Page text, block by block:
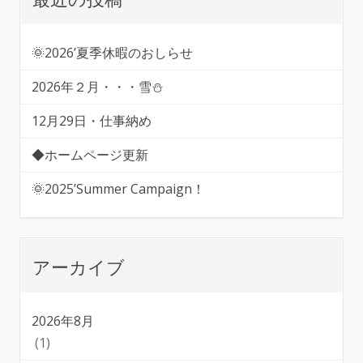
🌞2026’夏季休暇のおしらせ
2026年２月・・・雪⛄
12月29日・仕事納め
◆ホームページ更新
🌞2025’Summer Campaign！
アーカイブ
2026年8月
(1)